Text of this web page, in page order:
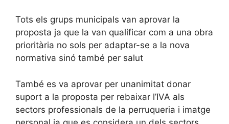
Tots els grups municipals van aprovar la
proposta ja que la van qualificar com a una obra
prioritària no sols per adaptar-se a la nova
normativa sinó també per salut
També es va aprovar per unanimitat donar
suport a la proposta per rebaixar l’IVA als
sectors professionals de la perruqueria i imatge